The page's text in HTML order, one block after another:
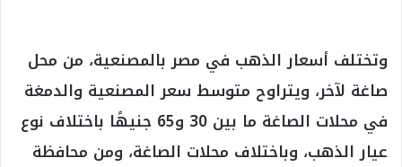
وتختلف أسعار الذهب في مصر بالمصنعية، من محل
صاغة لآخر، ويتراوح متوسط سعر المصنعية والدمغة
في محلات الصاغة ما بين 30 و65 جنيهًا باختلاف نوع
عيار الذهب، وباختلاف محلات الصاغة، ومن محافظة